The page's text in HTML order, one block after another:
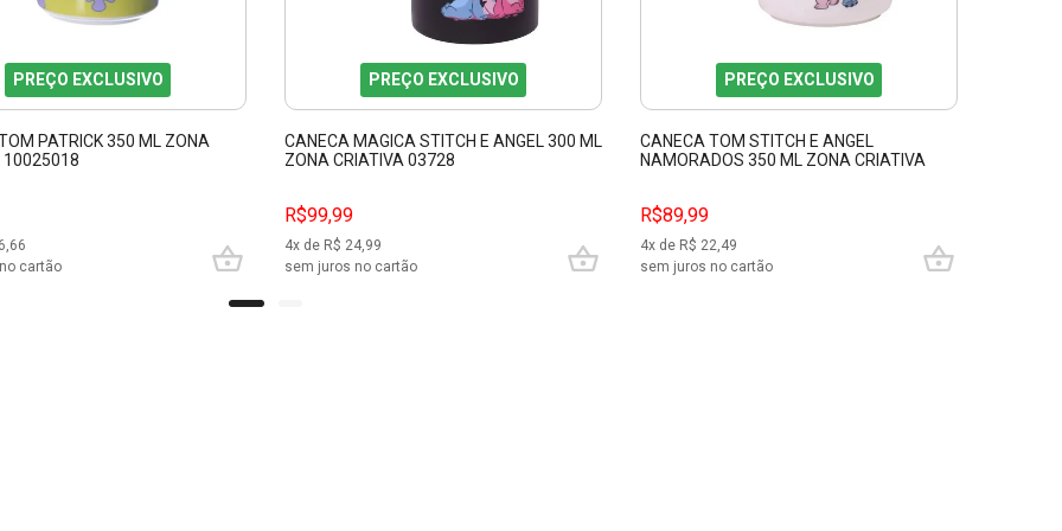
PREÇO EXCLUSIVO
PATRICK 350 ML ZONA
10025018
cartão
PREÇO EXCLUSIVO
CANECA MAGICA STITCH E ANGEL 300 ML
ZONA CRIATIVA 03728
R$99,99
4x de R$ 24,99
sem juros no cartão
PREÇO EXCLUSIVO
CANECA TOM STITCH E ANGEL
NAMORADOS 350 ML ZONA CRIATIVA
R$89,99
4x de R$ 22,49
sem juros no cartão